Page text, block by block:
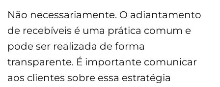
Não necessariamente. O adiantamento
de recebíveis é uma prática comum e
pode ser realizada de forma
transparente. É importante comunicar
aos clientes sobre essa estratégia